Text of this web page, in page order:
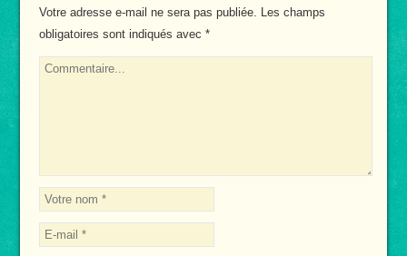
Votre adresse e-mail ne sera pas publiée. Les champs
obligatoires sont indiqués avec *